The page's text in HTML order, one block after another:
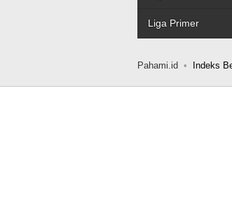
Liga Primer
Pahami.id Indeks